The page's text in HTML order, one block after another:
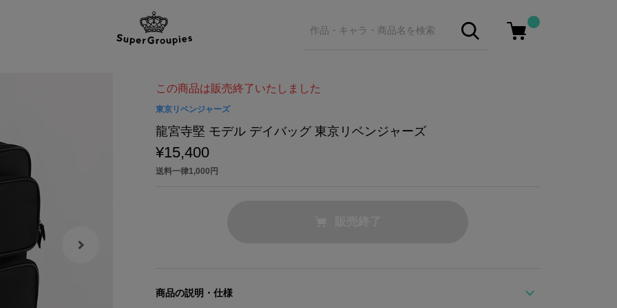
この商品は販売終了いたしました
東京リベンジャーズ
龍宮寺堅 モデル デイバッグ 東京リベンジャーズ
¥15,400
送料一律1,000円
商品の説明・仕様